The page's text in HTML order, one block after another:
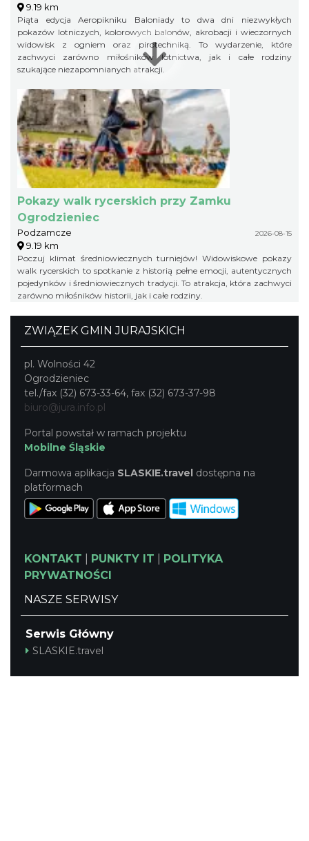
9.19 km
Piąta edycja Aeropikniku Baloniady to dwa dni niezwykłych
pokazów lotniczych, kolorowych balonów, akrobacji i wieczornych
widowisk z ogniem oraz pirotechniką. To wydarzenie, które
zachwyci zarówno miłośników lotnictwa, jak i całe rodziny
szukające niezapomnianych atrakcji.
Pokazy walk rycerskich przy Zamku
Ogrodzieniec
Podzamcze 2026-08-15
9.19 km
Poczuj klimat średniowiecznych turniejów! Widowiskowe pokazy
walk rycerskich to spotkanie z historią pełne emocji, autentycznych
pojedynków i średniowiecznych tradycji. To atrakcja, która zachwyci
zarówno miłośników historii, jak i całe rodziny.
ZWIĄZEK GMIN JURAJSKICH
pl. Wolności 42
Ogrodzieniec
tel./fax (32) 673-33-64, fax (32) 673-37-98
biuro@jura.info.pl
Portal powstał w ramach projektu
Mobilne Śląskie
Darmowa aplikacja SLASKIE.travel dostępna na
platformach
KONTAKT PUNKTY IT
POLITYKA
PRYWATNOŚCI
NASZE SERWISY
Serwis Główny
SLASKIE.travel